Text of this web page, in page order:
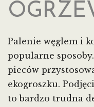
Palenie węglem i
popularne
pieców
ekogroszku.
to bardzo trudna